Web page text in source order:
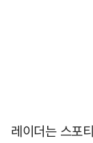
레이더는 스포